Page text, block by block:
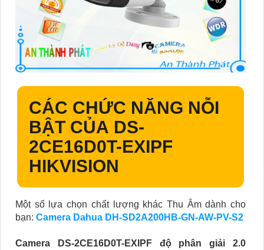
CÁC CHỨC NĂNG NỖI
BẬT CỦA DS-
2CE16D0T-EXIPF
HIKVISION
Một số lựa chọn chất lượng khác Thu Âm dành cho
bạn: Camera Dahua DH-SD2A200HB-GN-AW-PV-S2
Camera DS-2CE16D0T-EXIPF độ phân giải 2.0